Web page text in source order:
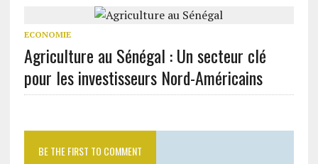
ECONOMIE
Agriculture au Sénégal : Un secteur clé
pour les investisseurs Nord-Américains
BE THE FIRST TO COMMENT